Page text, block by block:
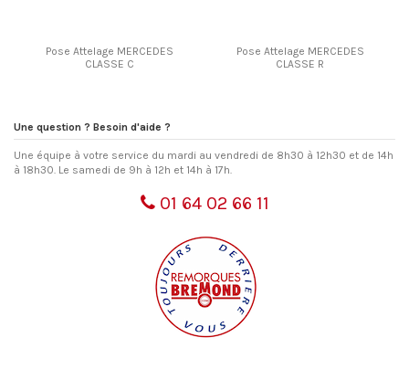
Pose Attelage MERCEDES
CLASSE C
Pose Attelage MERCEDES
CLASSE R
Une question ? Besoin d'aide ?
Une équipe à votre service du mardi au vendredi de 8h30 à 12h30 et de 14h
à 18h30. Le samedi de 9h à 12h et 14h à 17h.
01 64 02 66 11